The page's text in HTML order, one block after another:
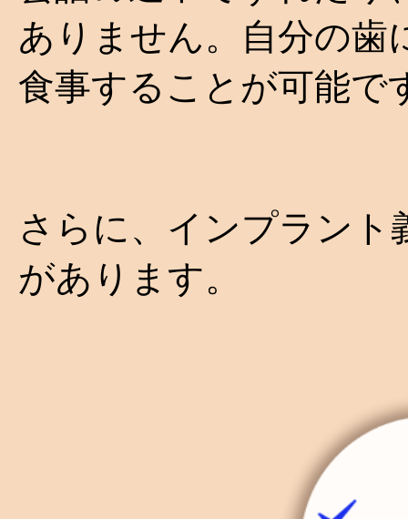
ありません。自分の歯
食事することが可能で
さらに、インプラン
があります。